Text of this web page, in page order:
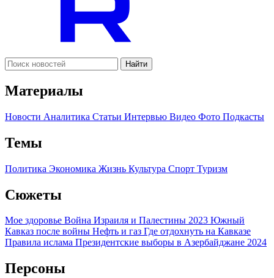
Найти
Материалы
Новости Аналитика Статьи Интервью Видео Фото Подкасты
Темы
Политика Экономика Жизнь Культура Спорт Туризм
Сюжеты
Мое здоровье Война Израиля и Палестины 2023 Южный
Кавказ после войны Нефть и газ Где отдохнуть на Кавказе
Правила ислама Президентские выборы в Азербайджане 2024
Персоны